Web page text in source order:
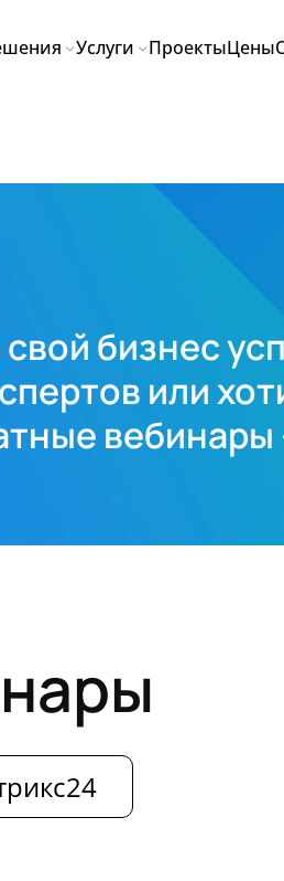
Услуги ПроектыЦены
свой бизнес
или